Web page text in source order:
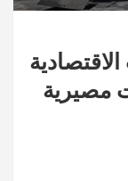
مصيرية